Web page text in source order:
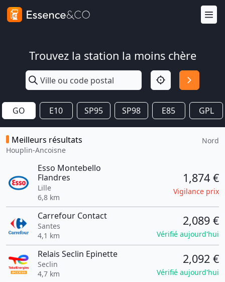
Trouvez la station la moins chère
GO E10 SP95 SP98 E85 GPL
Meilleurs résultats
Houplin-Ancoisne
Nord
Esso Montebello
Flandres
Lille
6,8 km
1,874 €
Vigilance prix
Carrefour Contact
Santes
4,1 km
2,089 €
Vérifié aujourd'hui
Relais Seclin Epinette
Seclin
4,7 km
2,092 €
Vérifié aujourd'hui